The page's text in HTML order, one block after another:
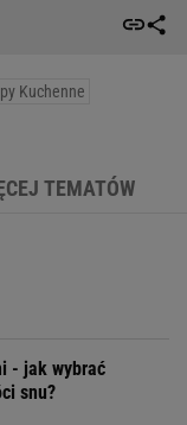
Kuchenne
TEMATÓW
- jak wybrać
snu?